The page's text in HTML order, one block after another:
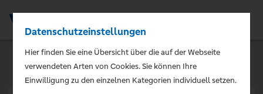
Datenschutzeinstellungen
Hier finden Sie eine Übersicht über die auf der Webseite
verwendeten Arten von Cookies. Sie können Ihre
Einwilligung zu den einzelnen Kategorien individuell setzen.